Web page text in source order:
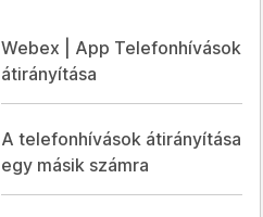
Webex | App Telefonhívások
átirányítása
A telefonhívások átirányítása
egy másik számra